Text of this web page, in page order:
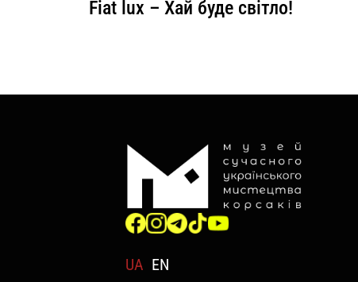
Fiat lux – Хай буде світло!
UA EN